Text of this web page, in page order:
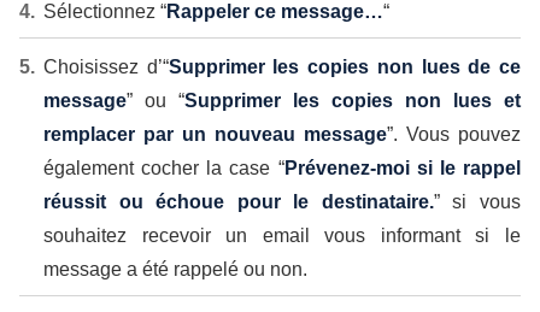
Sélectionnez “Rappeler ce message…“
Choisissez d’“Supprimer les copies non lues de ce
message” ou “Supprimer les copies non lues et
remplacer par un nouveau message”. Vous pouvez
également cocher la case “Prévenez-moi si le rappel
réussit ou échoue pour le destinataire.” si vous
souhaitez recevoir un email vous informant si le
message a été rappelé ou non.